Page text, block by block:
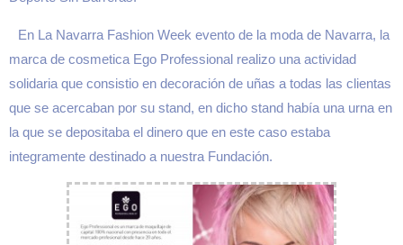
En La Navarra Fashion Week evento de la moda de Navarra, la
marca de cosmetica Ego Professional realizo una actividad
solidaria que consistio en decoración de uñas a todas las clientas
que se acercaban por su stand, en dicho stand había una urna en
la que se depositaba el dinero que en este caso estaba
integramente destinado a nuestra Fundación.